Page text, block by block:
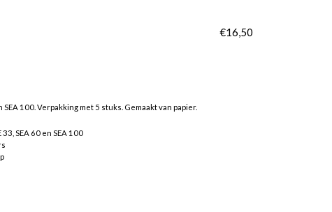
€16,50
SEA 100. Verpakking met 5 stuks. Gemaakt van papier.
SEA 60 en SEA 100